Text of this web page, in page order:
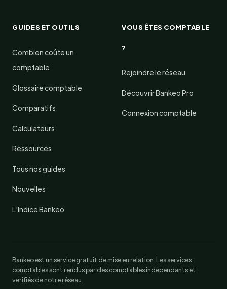
GUIDES ET OUTILS
Combien coûte un
comptable
Glossaire comptable
Comparatifs
Calculateurs
Ressources
Tous nos guides
Nouvelles
L'Indice Bankeo
VOUS ÊTES COMPTABLE
?
Rejoindre le réseau
Découvrir Bankeo Pro
Connexion comptable
Bankeo est un service gratuit de mise en relation. Les services
comptables sont rendus par des comptables indépendants et
vérifiés de notre réseau.